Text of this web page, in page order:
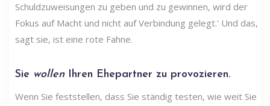
Schuldzuweisungen zu geben und zu gewinnen, wird der
Fokus auf Macht und nicht auf Verbindung gelegt.' Und das,
sagt sie, ist eine rote Fahne.
Sie wollenIhren Ehepartner zu provozieren.
Wenn Sie feststellen, dass Sie ständig testen, wie weit Sie